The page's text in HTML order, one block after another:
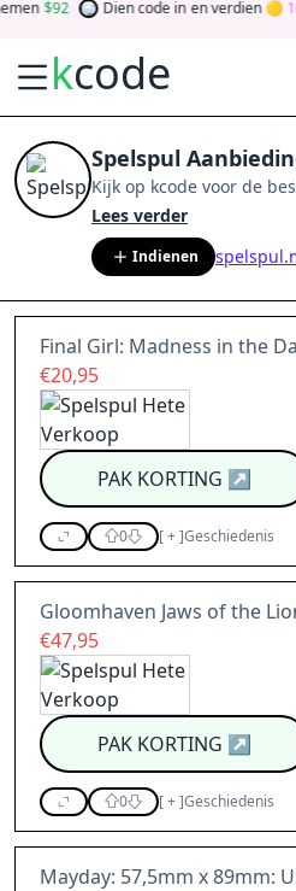
92 Dien code in en verdien
kcode
Spelspul
Kijk op kcode voor de
vanaug 2026
tokens door bij te
en meer. Drehen Sie den
Sie Geld
Lees verder
Indienen
Final Girl: Madness in the
€20,95
PAK KORTING ↗
0 [+]Geschiedenis
Gloomhaven Jaws of the
€47,95
PAK KORTING ↗
0 [+]Geschiedenis
Mayday: 57,5mm x 89mm: